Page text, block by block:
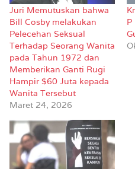
Juri Memutuskan bahwa
Bill Cosby melakukan
Pelecehan Seksual
Terhadap Seorang Wanita
pada Tahun 1972 dan
Memberikan Ganti Rugi
Hampir $60 Juta kepada
Wanita Tersebut
Maret 24, 2026
P